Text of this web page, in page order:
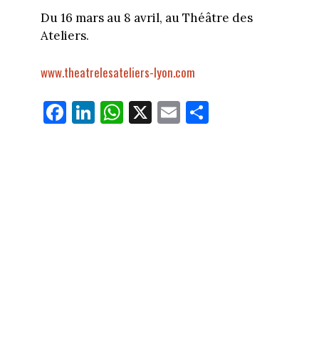
Du 16 mars au 8 avril, au Théâtre des
Ateliers.
www.theatrelesateliers-lyon.com
Fa
ce
Li
nk
W
ha
X E
m
Pa